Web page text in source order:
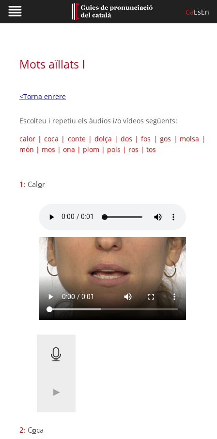
CaEsEn
Mots aïllats I
<Torna enrere
Escolteu i repetiu els àudios i/o vídeos següents:
calor |coca | conte | dolça |dos |fos | gos | molsa |
món | mos | ona | plom | pols | ros | tos
1: Calor
2: Coca